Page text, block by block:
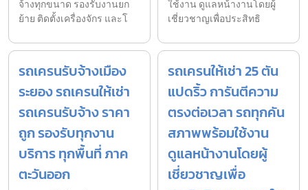
จ้างทุกขนาด รองรับงานยก
ย้าย ติดตั้งเครื่องจักร และโ
ใช้งาน ดูแลหน้างานโดยผู้
เชี่ยวชาญเพื่อประสิทธิ
รถเครนรับจ้างเมือง
ระยอง รถเครนให้เช่า
รถเครนรับจ้าง ราคา
ถูก รองรับทุกงาน
บริการ ทุกพื้นที่ ภาค
ตะวันออก
รถเครนให้เช่า 25 ตัน
แปดริ้ว การันตีความ
ตรงต่อเวลา รถทุกคัน
สภาพพร้อมใช้งาน
ดูแลหน้างานโดยผู้
เชี่ยวชาญเพื่อ